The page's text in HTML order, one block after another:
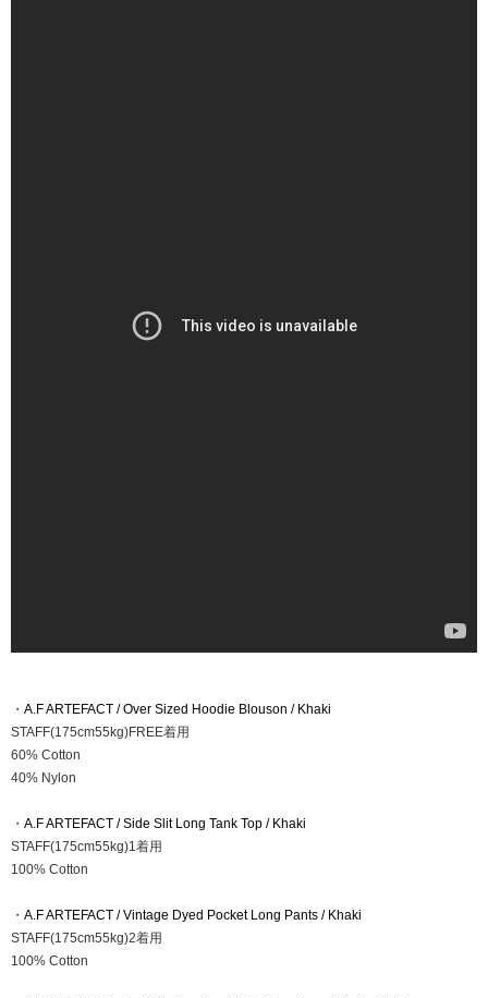
・ A.F ARTEFACT / Over Sized Hoodie Blouson / Khaki
STAFF(175cm55kg)FREE着用
60% Cotton
40% Nylon
・ A.F ARTEFACT / Side Slit Long Tank Top / Khaki
STAFF(175cm55kg)1着用
100% Cotton
・ A.F ARTEFACT / Vintage Dyed Pocket Long Pants / Khaki
STAFF(175cm55kg)2着用
100% Cotton